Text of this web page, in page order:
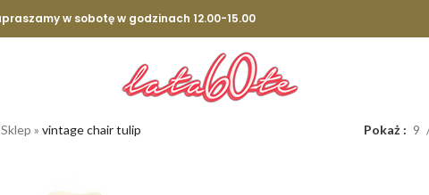
w sobotę w godzinach 12.00-15.00
Sklep » vintage chair tulip Pokaż 9